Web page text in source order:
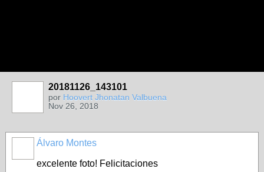
20181126_143101
por Hoovert Jhonatan Valbuena
Nov 26, 2018
Álvaro Montes
excelente foto! Felicitaciones